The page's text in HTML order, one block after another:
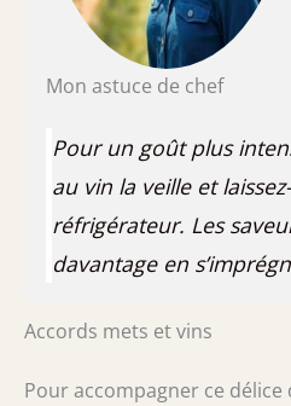
Mon astuce de chef
Pour un goût plus
au vin la veille et
réfrigérateur. Les
davantage en
Accords mets et vins
Pour accompagner ce délice